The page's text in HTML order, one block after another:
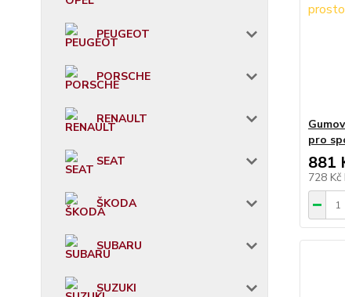
PEUGEOT
PORSCHE
RENAULT
SEAT
ŠKODA
SUBARU
SUZUKI
pro
881
728 Kč